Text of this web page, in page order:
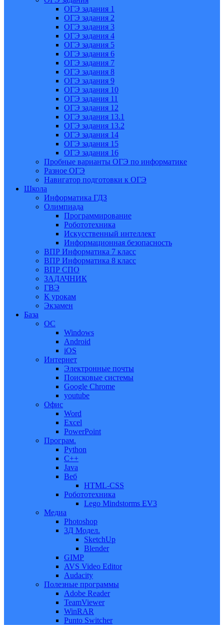
ОГЭ задания 1
ОГЭ задания 2
ОГЭ задания 3
ОГЭ задания 4
ОГЭ задания 5
ОГЭ задания 6
ОГЭ задания 7
ОГЭ задания 8
ОГЭ задания 9
ОГЭ задания 10
ОГЭ задания 11
ОГЭ задания 12
ОГЭ задания 13.1
ОГЭ задания 13.2
ОГЭ задания 14
ОГЭ задания 15
ОГЭ задания 16
Пробные варианты ОГЭ по информатике
Разное ОГЭ
Навигатор подготовки к ОГЭ
Школа
Информатика ГДЗ
Олимпиада
Программирование
Робототехника
Искусственный интеллект
Информационная безопасность
ВПР Информатика 7 класс
ВПР Информатика 8 класс
ВПР СПО
ЗАДАЧНИК
ГВЭ
К урокам
Экзамен
База
ОС
Windows
Android
iOS
Интернет
Электронные почты
Поисковые системы
Google Chrome
youtube
Офис
Word
Excel
PowerPoint
Програм.
Python
C++
Java
Веб
HTML-CSS
Робототехника
Lego Mindstorms EV3
Медиа
Photoshop
3Д Модел.
SketchUp
Blender
GIMP
AVS Video Editor
Audacity
Полезные программы
Adobe Reader
TeamViewer
WinRAR
Punto Switcher